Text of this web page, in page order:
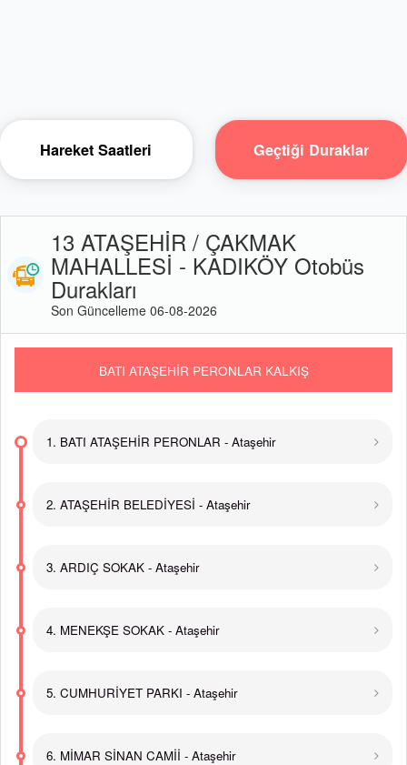
Hareket Saatleri Geçtiği Duraklar
13 ATAŞEHİR / ÇAKMAK
MAHALLESİ - KADIKÖY Otobüs
Durakları
Son Güncelleme 06-08-2026
BATI ATAŞEHİR PERONLAR KALKIŞ
1. BATI ATAŞEHİR PERONLAR - Ataşehir
2. ATAŞEHİR BELEDİYESİ - Ataşehir
3. ARDIÇ SOKAK - Ataşehir
4. MENEKŞE SOKAK - Ataşehir
5. CUMHURİYET PARKI - Ataşehir
6. MİMAR SİNAN CAMİİ - Ataşehir